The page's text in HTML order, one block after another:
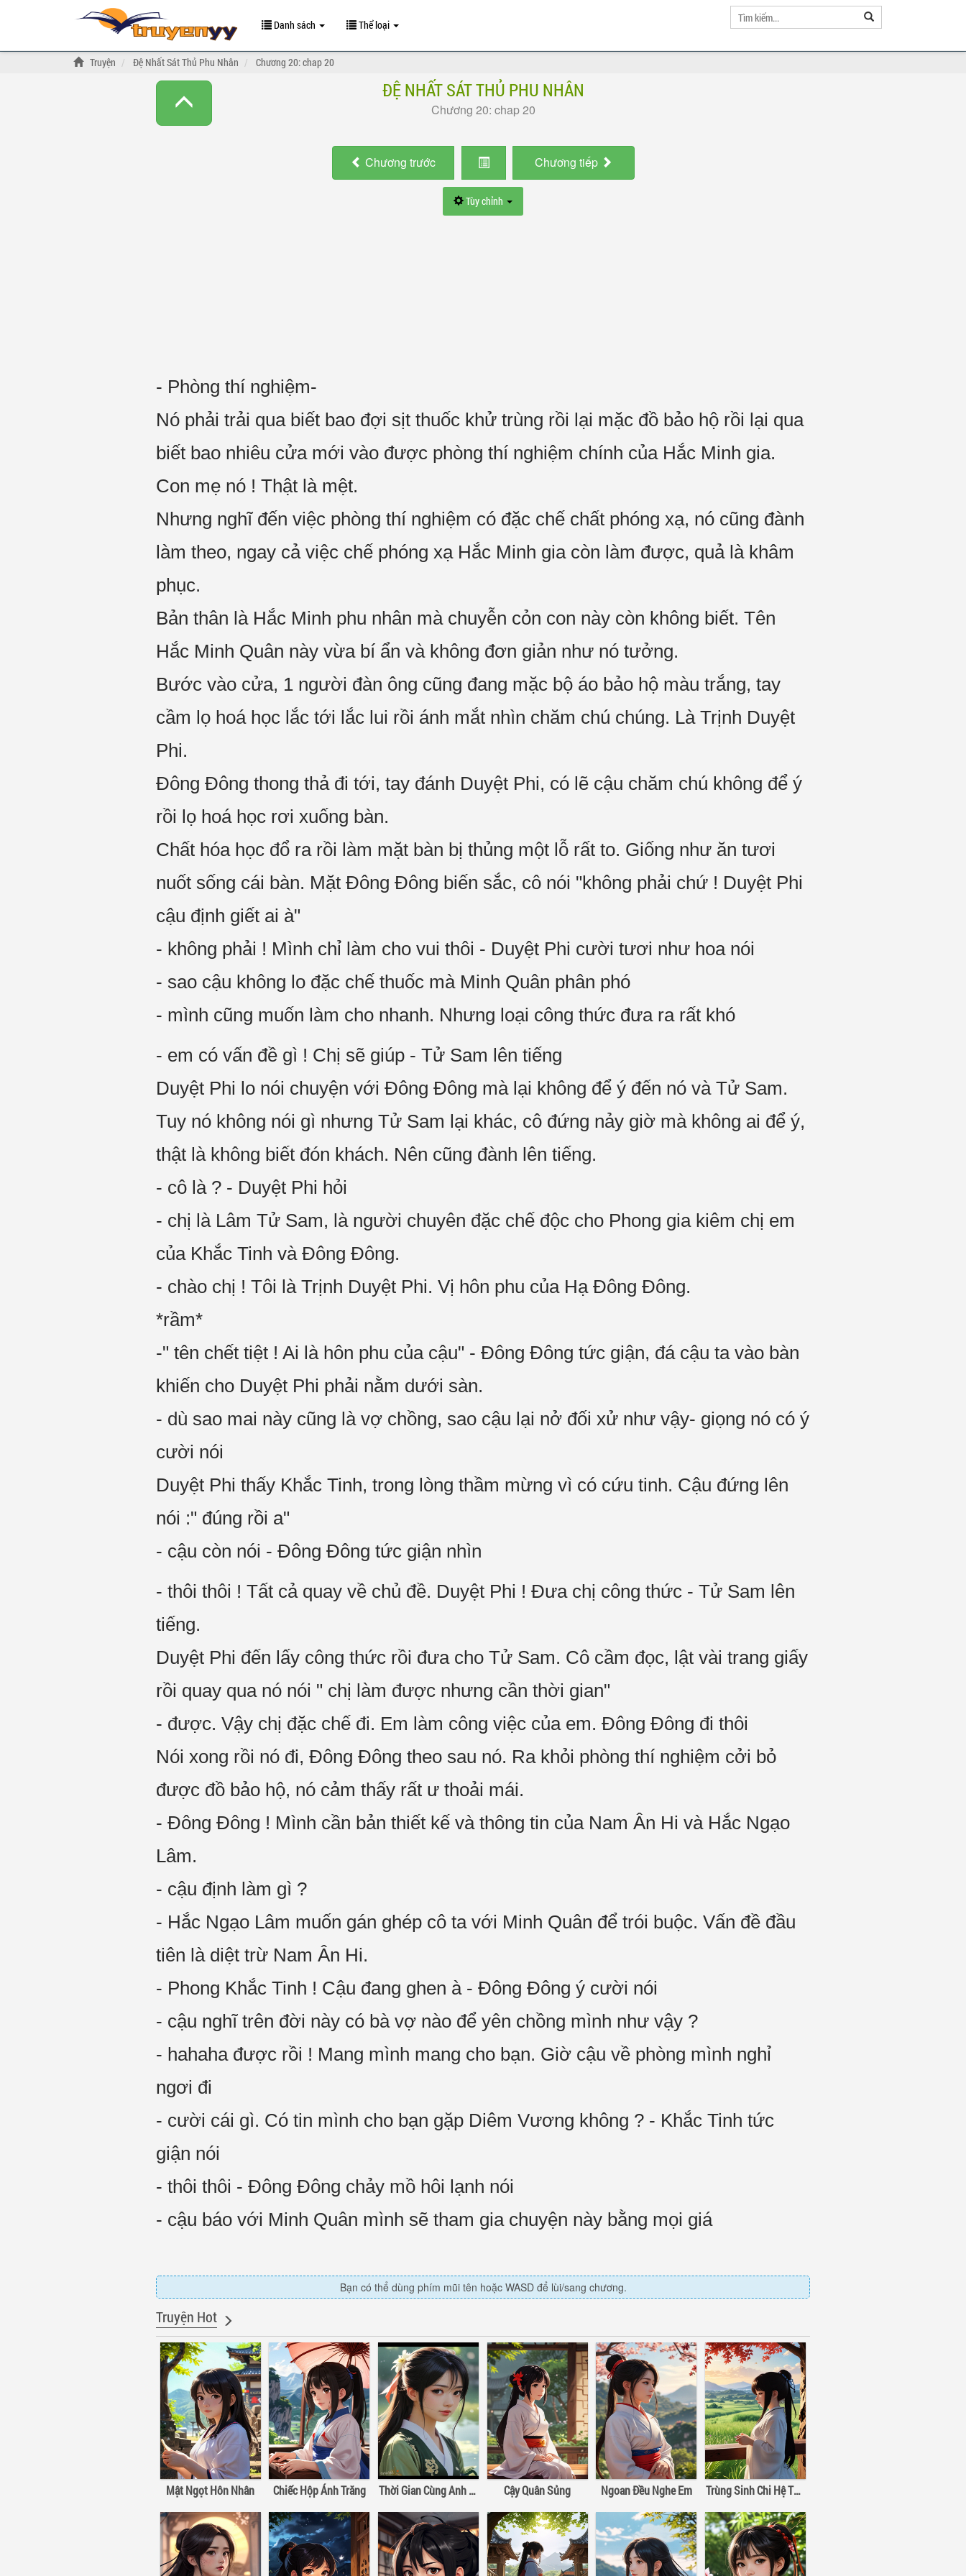
Danh sách Thể loại
Truyện Đệ Nhất Sát Thủ Phu Nhân Chương 20: chap 20
ĐỆ NHẤT SÁT THỦ PHU NHÂN
Chương 20: chap 20
Chương trước Chương tiếp
Tùy chỉnh
- Phòng thí nghiệm-
Nó phải trải qua biết bao đợi sịt thuốc khử trùng rồi lại mặc đồ bảo hộ rồi lại qua
biết bao nhiêu cửa mới vào được phòng thí nghiệm chính của Hắc Minh gia.
Con mẹ nó ! Thật là mệt.
Nhưng nghĩ đến việc phòng thí nghiệm có đặc chế chất phóng xạ, nó cũng đành
làm theo, ngay cả việc chế phóng xạ Hắc Minh gia còn làm được, quả là khâm
phục.
Bản thân là Hắc Minh phu nhân mà chuyễn cỏn con này còn không biết. Tên
Hắc Minh Quân này vừa bí ẩn và không đơn giản như nó tưởng.
Bước vào cửa, 1 người đàn ông cũng đang mặc bộ áo bảo hộ màu trắng, tay
cầm lọ hoá học lắc tới lắc lui rồi ánh mắt nhìn chăm chú chúng. Là Trịnh Duyệt
Phi.
Đông Đông thong thả đi tới, tay đánh Duyệt Phi, có lẽ cậu chăm chú không để ý
rồi lọ hoá học rơi xuống bàn.
Chất hóa học đổ ra rồi làm mặt bàn bị thủng một lỗ rất to. Giống như ăn tươi
nuốt sống cái bàn. Mặt Đông Đông biến sắc, cô nói "không phải chứ ! Duyệt Phi
cậu định giết ai à"
- không phải ! Mình chỉ làm cho vui thôi - Duyệt Phi cười tươi như hoa nói
- sao cậu không lo đặc chế thuốc mà Minh Quân phân phó
- mình cũng muốn làm cho nhanh. Nhưng loại công thức đưa ra rất khó
- em có vấn đề gì ! Chị sẽ giúp - Tử Sam lên tiếng
Duyệt Phi lo nói chuyện với Đông Đông mà lại không để ý đến nó và Tử Sam.
Tuy nó không nói gì nhưng Tử Sam lại khác, cô đứng nảy giờ mà không ai để ý,
thật là không biết đón khách. Nên cũng đành lên tiếng.
- cô là ? - Duyệt Phi hỏi
- chị là Lâm Tử Sam, là người chuyên đặc chế độc cho Phong gia kiêm chị em
của Khắc Tinh và Đông Đông.
- chào chị ! Tôi là Trịnh Duyệt Phi. Vị hôn phu của Hạ Đông Đông.
*rầm*
-" tên chết tiệt ! Ai là hôn phu của cậu" - Đông Đông tức giận, đá cậu ta vào bàn
khiến cho Duyệt Phi phải nằm dưới sàn.
- dù sao mai này cũng là vợ chồng, sao cậu lại nở đối xử như vậy- giọng nó có ý
cười nói
Duyệt Phi thấy Khắc Tinh, trong lòng thầm mừng vì có cứu tinh. Cậu đứng lên
nói :" đúng rồi a"
- cậu còn nói - Đông Đông tức giận nhìn
- thôi thôi ! Tất cả quay về chủ đề. Duyệt Phi ! Đưa chị công thức - Tử Sam lên
tiếng.
Duyệt Phi đến lấy công thức rồi đưa cho Tử Sam. Cô cầm đọc, lật vài trang giấy
rồi quay qua nó nói " chị làm được nhưng cần thời gian"
- được. Vậy chị đặc chế đi. Em làm công việc của em. Đông Đông đi thôi
Nói xong rồi nó đi, Đông Đông theo sau nó. Ra khỏi phòng thí nghiệm cởi bỏ
được đồ bảo hộ, nó cảm thấy rất ư thoải mái.
- Đông Đông ! Mình cần bản thiết kế và thông tin của Nam Ân Hi và Hắc Ngạo
Lâm.
- cậu định làm gì ?
- Hắc Ngạo Lâm muốn gán ghép cô ta với Minh Quân để trói buộc. Vấn đề đầu
tiên là diệt trừ Nam Ân Hi.
- Phong Khắc Tinh ! Cậu đang ghen à - Đông Đông ý cười nói
- cậu nghĩ trên đời này có bà vợ nào để yên chồng mình như vậy ?
- hahaha được rồi ! Mang mình mang cho bạn. Giờ cậu về phòng mình nghỉ
ngơi đi
- cười cái gì. Có tin mình cho bạn gặp Diêm Vương không ? - Khắc Tinh tức
giận nói
- thôi thôi - Đông Đông chảy mồ hôi lạnh nói
- cậu báo với Minh Quân mình sẽ tham gia chuyện này bằng mọi giá
Bạn có thể dùng phím mũi tên hoặc WASD để lùi/sang chương.
Truyện Hot
Mật Ngọt Hôn Nhân Chiếc Hộp Ánh Trăng Thời Gian Cùng Anh Vừa Hay Đúng Lúc Cậy Quân Sủng Ngoan Đều Nghe Em Trùng Sinh Chi Hệ Thống Tự Cứu Của Nhân Vật Phản Diện